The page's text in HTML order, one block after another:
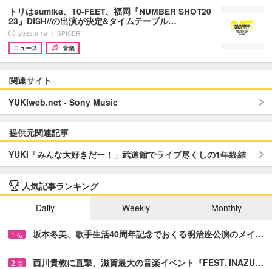
トリはsumika、10-FEET、福岡『NUMBER SHOT20
23』DISH//の出演が決定&タイムテーブル…
2023.6.19 ｜ SPICER
ニュース
音楽
関連サイト
YUKIweb.net - Sony Music
提供元関連記事
YUKI「みんな大好きだー！」武道館でライブ尽くしの1年終結
人気記事ランキング
Daily
Weekly Monthly
1 位 坂本冬美、歌手生活40周年記念でおくる明治座公演のメイ…
2 位 西川貴教に直撃、滋賀最大の音楽イベント『FEST. INAZU…